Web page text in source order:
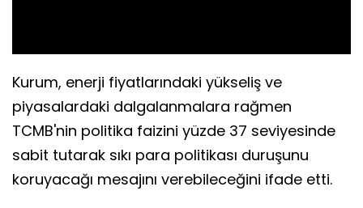
Kurum, enerji fiyatlarındaki yükseliş ve
piyasalardaki dalgalanmalara rağmen
TCMB'nin politika faizini yüzde 37 seviyesinde
sabit tutarak sıkı para politikası duruşunu
koruyacağı mesajını verebileceğini ifade etti.